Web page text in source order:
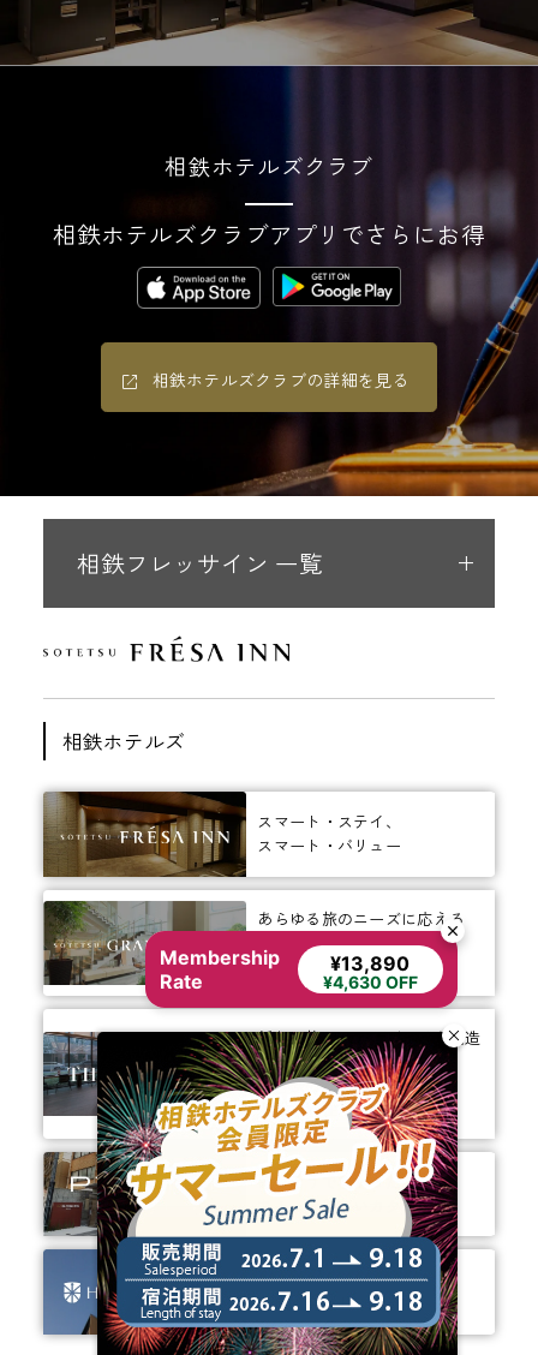
相鉄ホテルズクラブ
相鉄ホテルズクラブアプリでさらにお得
相鉄ホテルズクラブの詳細を見る
相鉄フレッサイン 一覧
相鉄ホテルズ
スマート・ステイ、
スマート・バリュー
あらゆる旅のニーズに応える
効率性と快適性の融合で、
価値ある体験を
新しい旅のスタンダードを創造
する
お客様のための
多様な滞在オプション
ありそうでなかった、
ちょっと新しいカタチ。
ビジネスからレジャーまで、
幅広く選ばれるホテルへ。
Membership
Rate
¥13,890
¥4,630 OFF